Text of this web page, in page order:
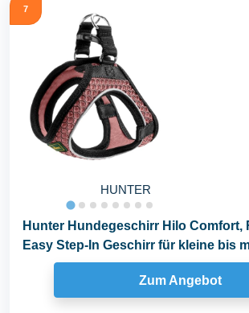
7
HUNTER
Hunter Hundegeschirr Hilo Comfort,
Easy Step-In Geschirr für kleine bis
Zum Angebot